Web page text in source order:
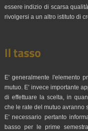
essere indizio di scarsa
rivolgersi a un altro istituto di
Il tasso
E' generalmente l'elemento
mutuo. E' invece importante
di effettuare la scelta, in
che le rate del mutuo avranno
E' necessario pertanto
basso per le prime